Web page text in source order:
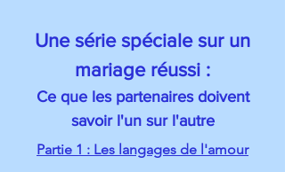
Une série spéciale sur un
mariage réussi :
Ce que les partenaires doivent
savoir l'un sur l'autre
Partie 1 : Les langages de l'amour